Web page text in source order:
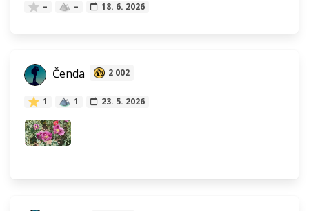
– – 18. 6. 2026
Čenda 2 002
1 1 23. 5. 2026